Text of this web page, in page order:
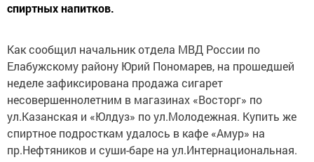
спиртных напитков.
Как сообщил начальник отдела МВД России по
Елабужскому району Юрий Пономарев, на прошедшей
неделе зафиксирована продажа сигарет
несовершеннолетним в магазинах «Восторг» по
ул.Казанская и «Юлдуз» по ул.Молодежная. Купить же
спиртное подросткам удалось в кафе «Амур» на
пр.Нефтяников и суши-баре на ул.Интернациональная.